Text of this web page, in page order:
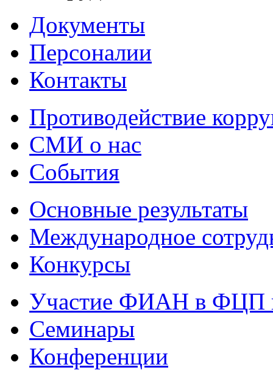
Документы
Персоналии
Контакты
Противодействие
СМИ о нас
События
Основные результаты
Международное
Конкурсы
Участие ФИАН в ФЦП
Семинары
Конференции